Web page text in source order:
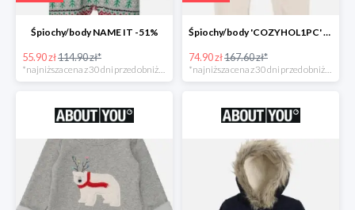
Śpiochy/body NAME IT -51%
55.90 zł114.90 zł*
*najniższa cena z 30 dni przed obniżką
Śpiochy/body 'COZYHOL1PC' GAP -55%
74.90 zł167.60 zł*
*najniższa cena z 30 dni przed obniżką